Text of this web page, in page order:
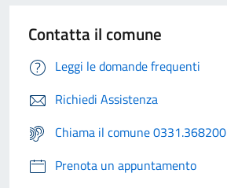
Contatta il comune
Leggi le domande frequenti
Richiedi Assistenza
Chiama il comune 0331.368200
Prenota un appuntamento